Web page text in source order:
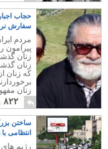
حجاب
سفارش
مردم
پیرامون
زنان
زنان
که زنان
زنان
خرافات
ندارد و
است.
۸۲۲
ساختن
انتظامی
رژیم های